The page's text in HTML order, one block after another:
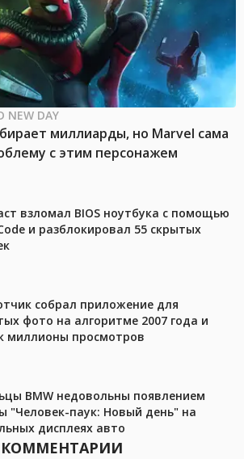
NEW DAY
миллиарды, но Marvel сама
с этим персонажем
взломал BIOS ноутбука с помощью
и разблокировал 55 скрытых
собрал приложение для
фото на алгоритме 2007 года и
миллионы просмотров
BMW недовольны появлением
"Человек-паук: Новый день" на
дисплеях авто